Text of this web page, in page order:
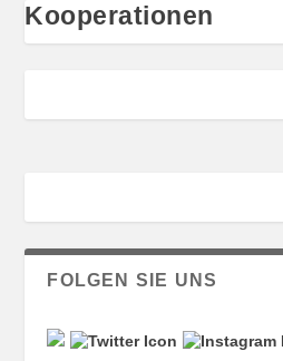
Kooperationen
FOLGEN SIE UNS